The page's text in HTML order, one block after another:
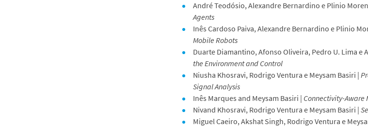
André Teodósio, Alexandre Bernardino e Plinio
Agents
Inês Cardoso Paiva, Alexandre Bernardino e Plinio
Mobile Robots
Duarte Diamantino, Afonso Oliveira, Pedro U. Lima e
the Environment and Control
Niusha Khosravi, Rodrigo Ventura e Meysam Basiri |
Signal Analysis
Inês Marques and Meysam Basiri | Connectivity-Aware
Nivand Khosravi, Rodrigo Ventura e Meysam Basiri |
Miguel Caeiro, Akshat Singh, Rodrigo Ventura e